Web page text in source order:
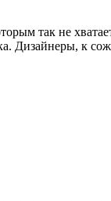
так не
Дизайнеры, к